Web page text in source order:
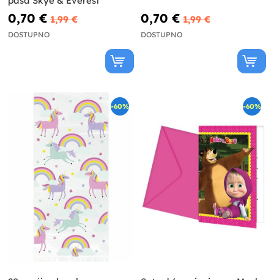
0,70 € 1,99 €
DOSTUPNO
0,70 € 1,99 €
DOSTUPNO
-60% -60%